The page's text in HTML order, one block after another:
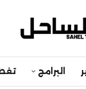
البرامج